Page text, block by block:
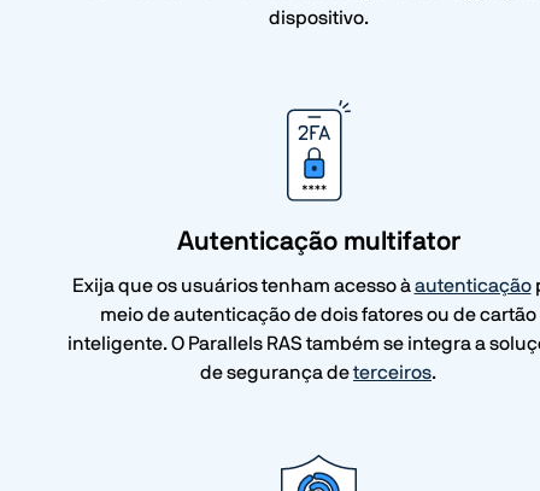
dispositivo.
Autenticação multifator
Exija que os usuários tenham acesso àautenticação
meio de autenticação de dois fatores ou de cartão
inteligente. O Parallels RAS também se integra a
de segurança deterceiros.